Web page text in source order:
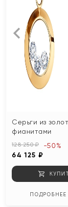
Серьги из
фианитами
128 250 ₽
64 125 ₽
-50%
ПОДРОБНЕЕ